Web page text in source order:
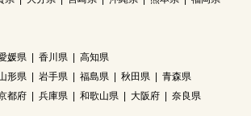
媛県 香川県
高知県
形県 岩手県 福島県 秋田県
青森県
都府 兵庫県 和歌山県 大阪府
奈良県